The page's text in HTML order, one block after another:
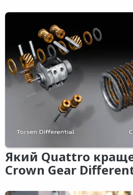
Який Quattro
Crown Gear